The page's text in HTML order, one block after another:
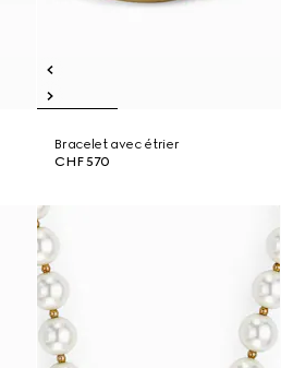
Bracelet avec étrier
CHF 570